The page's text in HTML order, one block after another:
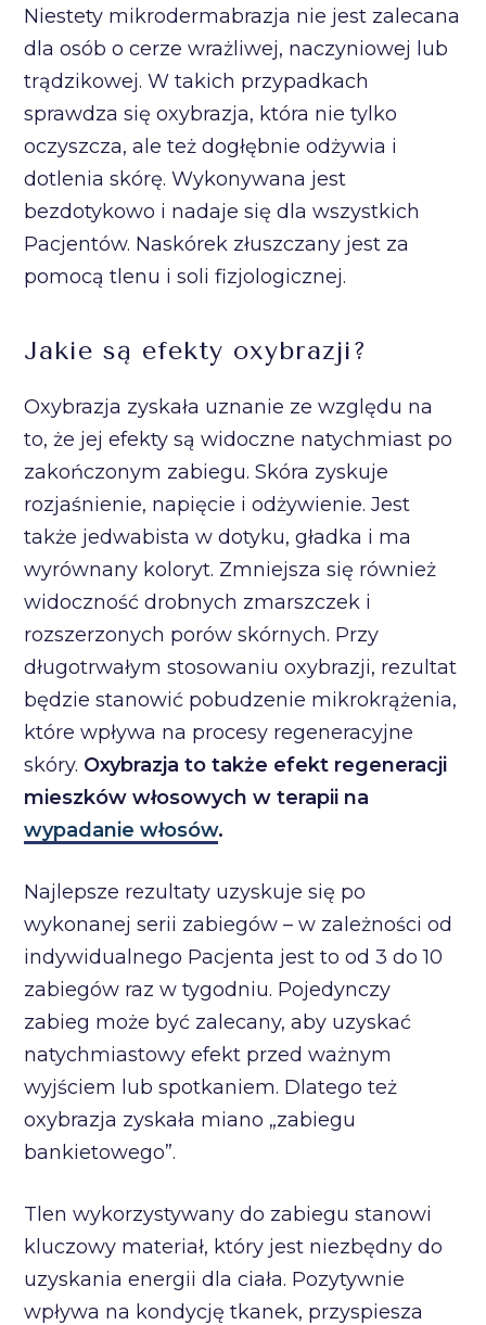
Niestety mikrodermabrazja nie jest zalecana
dla osób o cerze wrażliwej, naczyniowej lub
trądzikowej. W takich przypadkach
sprawdza się oxybrazja, która nie tylko
oczyszcza, ale też dogłębnie odżywia i
dotlenia skórę. Wykonywana jest
bezdotykowo i nadaje się dla wszystkich
Pacjentów. Naskórek złuszczany jest za
pomocą tlenu i soli fizjologicznej.
Jakie są efekty oxybrazji?
Oxybrazja zyskała uznanie ze względu na
to, że jej efekty są widoczne natychmiast po
zakończonym zabiegu. Skóra zyskuje
rozjaśnienie, napięcie i odżywienie. Jest
także jedwabista w dotyku, gładka i ma
wyrównany koloryt. Zmniejsza się również
widoczność drobnych zmarszczek i
rozszerzonych porów skórnych. Przy
długotrwałym stosowaniu oxybrazji, rezultat
będzie stanowić pobudzenie mikrokrążenia,
które wpływa na procesy regeneracyjne
skóry. Oxybrazja to także efekt regeneracji
mieszków włosowych w terapii na
wypadanie włosów.
Najlepsze rezultaty uzyskuje się po
wykonanej serii zabiegów – w zależności od
indywidualnego Pacjenta jest to od 3 do 10
zabiegów raz w tygodniu. Pojedynczy
zabieg może być zalecany, aby uzyskać
natychmiastowy efekt przed ważnym
wyjściem lub spotkaniem. Dlatego też
oxybrazja zyskała miano „zabiegu
bankietowego”.
Tlen wykorzystywany do zabiegu stanowi
kluczowy materiał, który jest niezbędny do
uzyskania energii dla ciała. Pozytywnie
wpływa na kondycję tkanek, przyspiesza